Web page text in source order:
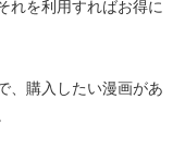
れを利用すればお得に
、購入したい漫画があ